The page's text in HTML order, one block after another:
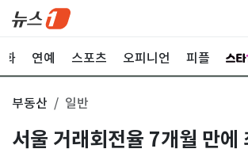
화 연예 스포츠 오피니언 피플
부동산 일반
서울 거래회전율 7개월 만에